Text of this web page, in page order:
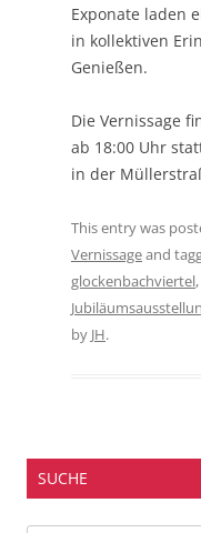
Exponate laden
in kollektiven
Genießen.
Die Vernissage
ab 18:00 Uhr
in der
This entry was
Vernissageand
glockenbachviertel,
by JH.
SUCHE